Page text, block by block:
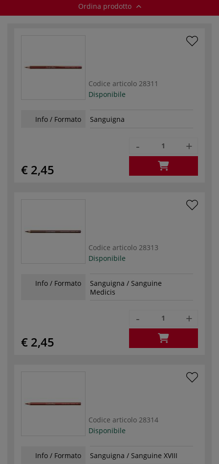
Ordina prodotto
Codice articolo 28311
Disponibile
Info / Formato Sanguigna
€ 2,45
- +
Codice articolo 28313
Disponibile
Info / Formato
Sanguigna / Sanguine
Medicis
€ 2,45
- +
Codice articolo 28314
Disponibile
Info / Formato Sanguigna / Sanguine XVIII